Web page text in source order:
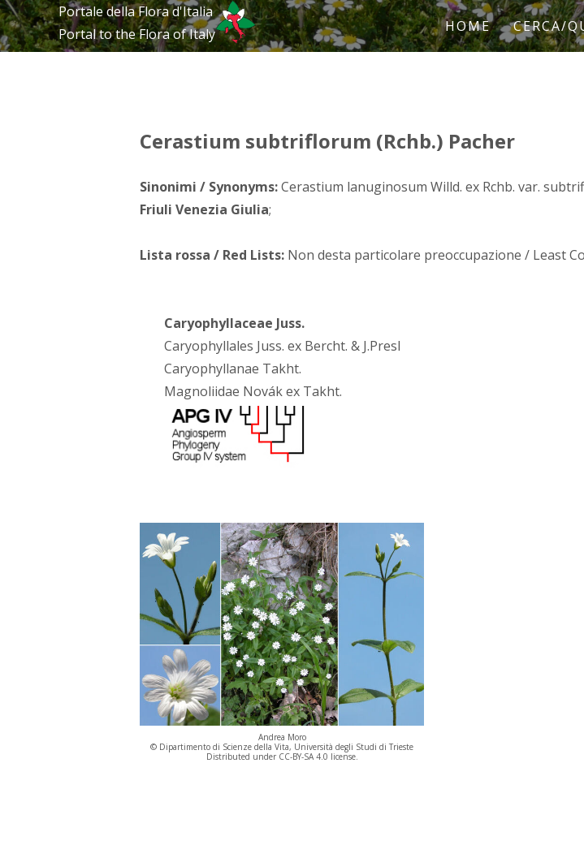
Portale della Flora d'Italia
Portal to the Flora of Italy
HOME CERCA/
Cerastium subtriflorum (Rchb.) Pacher
Sinonimi / Synonyms:Cerastium lanuginosum Willd. ex Rchb. var.
Friuli Venezia Giulia;
Lista rossa / Red Lists: Non desta particolare preoccupazione / Least
Caryophyllaceae Juss.
Caryophyllales Juss. ex Bercht. & J.Presl
Caryophyllanae Takht.
Magnoliidae Novák ex Takht.
Andrea Moro
© Dipartimento di Scienze della Vita, Università degli Studi di Trieste
Distributed under CC-BY-SA 4.0 license.